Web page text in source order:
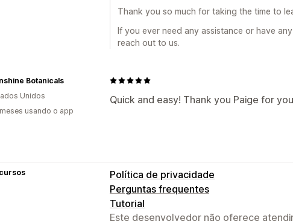
Thank you so much for taking the time to
If you ever need any assistance or have
reach out to us.
Quick and easy! Thank you Paige for
Botanicals
Unidos
usando o app
Política de privacidade
Perguntas frequentes
Tutorial
Este desenvolvedor não oferece